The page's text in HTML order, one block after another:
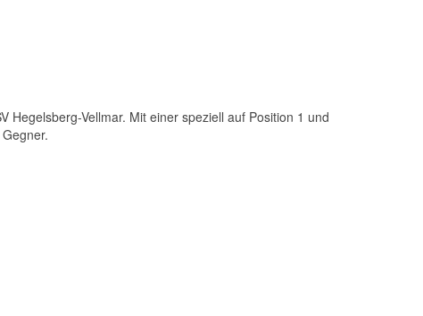
Vellmar. Mit einer speziell auf Position 1 und